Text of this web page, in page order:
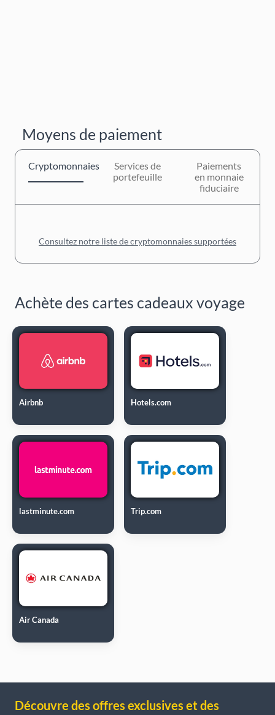
Moyens de paiement
Cryptomonnaies
Services de
portefeuille
Paiements
en monnaie
fiduciaire
Consultez notre liste de cryptomonnaies supportées
Achète des cartes cadeaux voyage
Airbnb Hotels.com
lastminute.com Trip.com
Air Canada
Découvre des offres exclusives et des